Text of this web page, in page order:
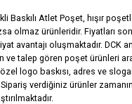
Baskılı Atlet Poşet, hışır
olmaz ürünleridir. Fiyatları
avantajı oluşmaktadır. DCK
ve talep gören poşet ürünleri
logo baskısı, adres ve
verdiğiniz ürünler